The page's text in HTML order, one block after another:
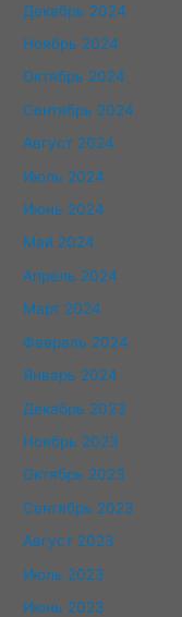
Декабрь 2024
Ноябрь 2024
Октябрь 2024
Сентябрь 2024
Август 2024
Июль 2024
Июнь 2024
Май 2024
Апрель 2024
Март 2024
Февраль 2024
Январь 2024
Декабрь 2023
Ноябрь 2023
Октябрь 2023
Сентябрь 2023
Август 2023
Июль 2023
Июнь 2023